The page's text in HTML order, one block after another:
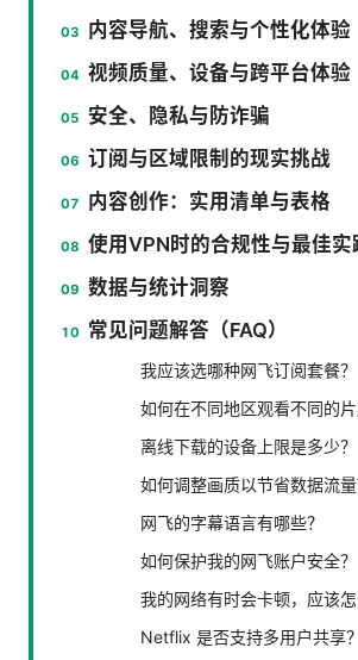
内容导航、搜索与个性化体验
视频质量、设备与跨平台体验
安全、隐私与防诈骗
订阅与区域限制的现实挑战
内容创作：实用清单与表格
使用VPN时的合规性与最佳实
数据与统计洞察
常见问题解答（FAQ）
我应该选哪种网飞订阅套餐？
如何在不同地区观看不同的片
离线下载的设备上限是多少？
如何调整画质以节省数据流量
网飞的字幕语言有哪些？
如何保护我的网飞账户安全？
我的网络有时会卡顿，应该怎
Netflix 是否支持多用户共享？